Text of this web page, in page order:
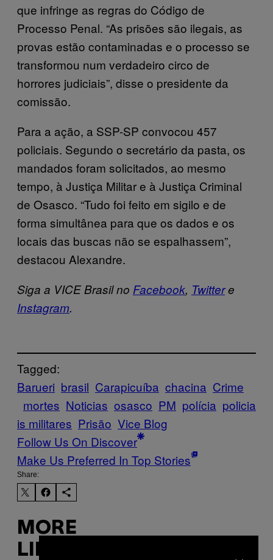
que infringe as regras do Código de
Processo Penal. “As prisões são ilegais, as
provas estão contaminadas e o processo se
transformou num verdadeiro circo de
horrores judiciais”, disse o presidente da
comissão.
Para a ação, a SSP-SP convocou 457
policiais. Segundo o secretário da pasta, os
mandados foram solicitados, ao mesmo
tempo, à Justiça Militar e à Justiça Criminal
de Osasco. “Tudo foi feito em sigilo e de
forma simultânea para que os dados e os
locais das buscas não se espalhassem”,
destacou Alexandre.
Siga a VICE Brasil no Facebook, Twittere
Instagram.
Tagged:
Barueri brasil Carapicuíba chacina Crime
mortes Noticias osasco PM polícia policia
is militares Prisão Vice Blog
Follow Us On Discover
Make Us Preferred In Top Stories
Share:
MORE
LIKE THIS